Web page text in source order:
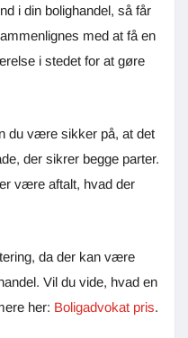
i din bolighandel, så får
med at få en
i stedet for at gøre
du være sikker på, at det
der sikrer begge parter.
være aftalt, hvad der
da der kan være
Vil du vide, hvad en
her: Boligadvokat pris.